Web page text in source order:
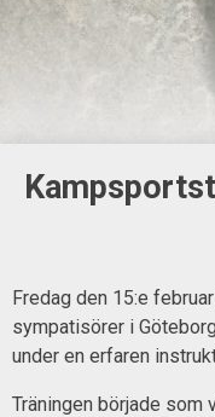
Fredag den 15:e
sympatisörer i
under en erfaren
Träningen började som